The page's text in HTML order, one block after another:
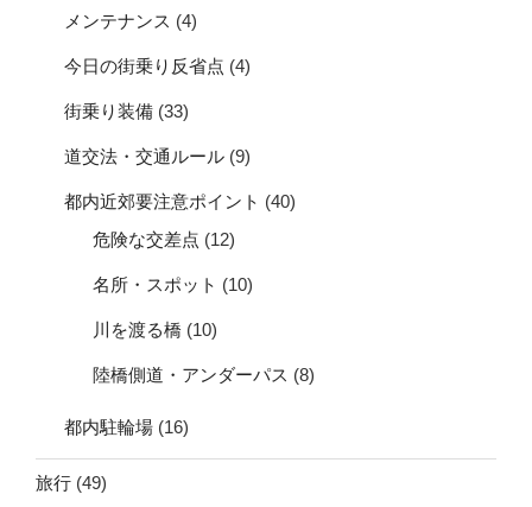
メンテナンス (4)
今日の街乗り反省点 (4)
街乗り装備 (33)
道交法・交通ルール (9)
都内近郊要注意ポイント (40)
危険な交差点 (12)
名所・スポット (10)
川を渡る橋 (10)
陸橋側道・アンダーパス (8)
都内駐輪場 (16)
旅行 (49)